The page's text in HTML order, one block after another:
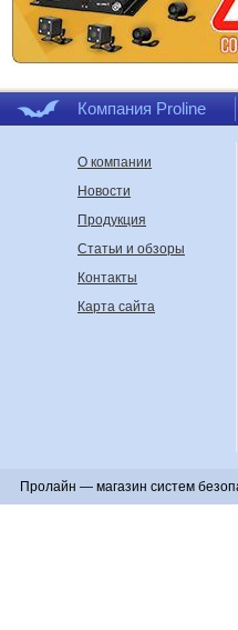
Компания Proline
О компании
Новости
Продукция
Статьи и обзоры
Контакты
Карта сайта
Пролайн — магазин систем